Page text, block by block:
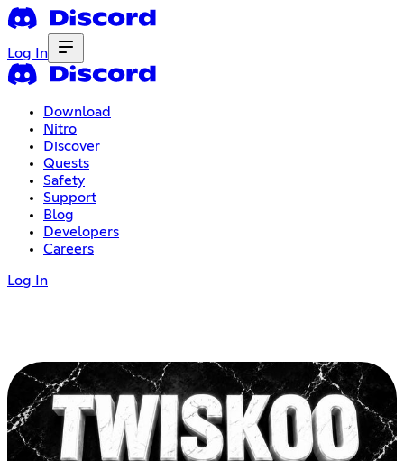
Log In
Download
Nitro
Discover
Quests
Safety
Support
Blog
Developers
Careers
Log In